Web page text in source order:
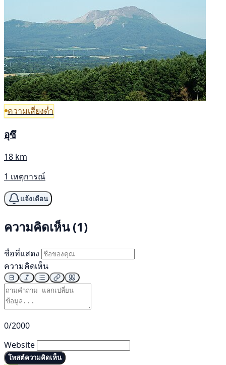
ความเสี่ยงต่ำ
อุซึ
18 km
1 เหตุการณ์
แจ้งเตือน
ความคิดเห็น (1)
ชื่อที่แสดง
ความคิดเห็น
0/2000
Website
โพสต์ความคิดเห็น